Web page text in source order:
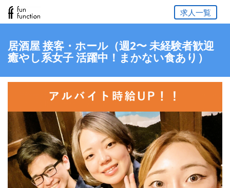
求人一覧
居酒屋 接客・ホール（週2〜 未経験者歓迎
癒やし系女子 活躍中！まかない食あり）